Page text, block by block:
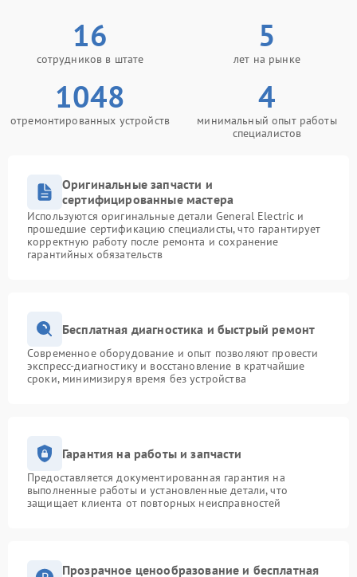
16
сотрудников в штате
5
лет на рынке
1048
отремонтированных устройств
4
минимальный опыт работы
специалистов
Оригинальные запчасти и
сертифицированные мастера
Используются оригинальные детали General Electric и
прошедшие сертификацию специалисты, что гарантирует
корректную работу после ремонта и сохранение
гарантийных обязательств
Бесплатная диагностика и быстрый ремонт
Современное оборудование и опыт позволяют провести
экспресс-диагностику и восстановление в кратчайшие
сроки, минимизируя время без устройства
Гарантия на работы и запчасти
Предоставляется документированная гарантия на
выполненные работы и установленные детали, что
защищает клиента от повторных неисправностей
Прозрачное ценообразование и бесплатная